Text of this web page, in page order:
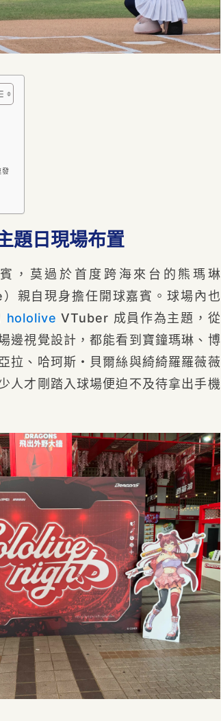
題日現場布置
，莫過於首度跨海來台的熊瑪琳
親自現身擔任開球嘉賓。球場內也
hololive VTuber 成員作為主題，從
邊視覺設計，都能看到寶鐘瑪琳、博
拉、哈珂斯・貝爾絲與綺綺羅羅薇薇
人才剛踏入球場便迫不及待拿出手機